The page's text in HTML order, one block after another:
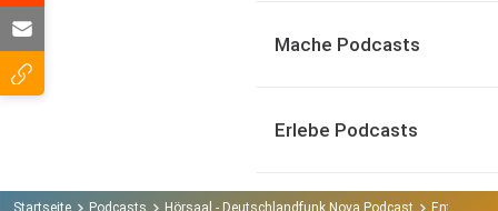
Mache Podcasts
Erlebe Podcasts
Startseite Podcasts Hörsaal - Deutschlandfunk Nova Podcast Entführer